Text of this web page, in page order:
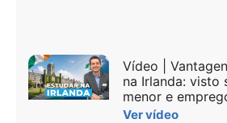
Vídeo |
na Irlanda: visto
menor e
Ver vídeo